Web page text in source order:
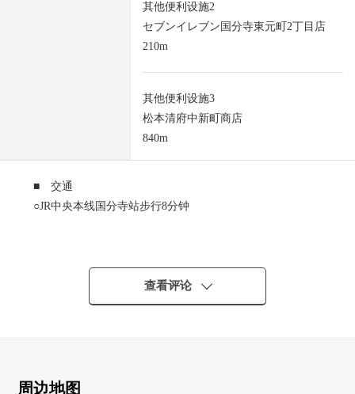
其他便利设施2
セブンイレブン国分寺東元町2丁目店
210m
其他便利设施3
松本清府中新町商店
840m
■ 交通
○JR中央本线国分寺站步行8分钟
○第一类低层住宅专用区里面的清静的住宅区
○有用地面积238.12平米的舒适的土地
○建筑面积比50%/容积率100%
查看评论
周边地图